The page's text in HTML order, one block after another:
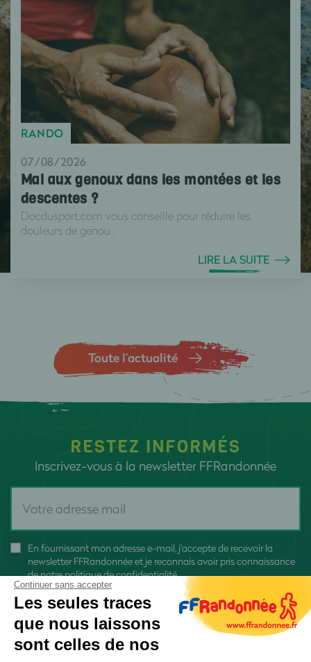
RANDO
07/08/2026
Mal aux genoux dans les montées et les
descentes ?
Docdusport.com vous conseille pour réduire les
douleurs de genou .
LIRE LA SUITE
Toute l’actualité
RESTEZ INFORMÉS
Inscrivez-vous à la newsletter FFRandonnée
En fournissant mon adresse e-mail, j'accepte de recevoir la
newsletter FFRandonnée et je reconnais avoir pris connaissance
denotre politique de confidentialité
Continuer sans accepter
Les seules traces
que nous laissons
sont celles de nos